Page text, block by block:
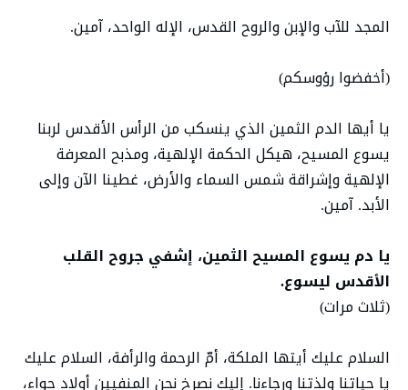
المجد للآب والإبن والروح القدس، الإله الواحد، آمين.
(أخفضوا رؤوسكم)
يا أيها الدم الثمين الذي ينسكب من الرأس الأقدس لربنا
يسوع المسيح، هيكل الحكمة الإلهية، ومذبح المعرفة
الإلهية وإشراقة شمس السماء والأرض، غطينا الآن وإلى
الأبد. آمين.
يا دم يسوع المسيح الثمين، إشفي جروح القلب
الأقدس ليسوع.
(ثلاث مرات)
السلام عليك أيتها الملكة، أمّ الرحمة والرأفة، السلام عليك
يا حياتنا ولذتنا ورجاءنا. إليك نصرخ نحن المنفيين أولاد حواء،